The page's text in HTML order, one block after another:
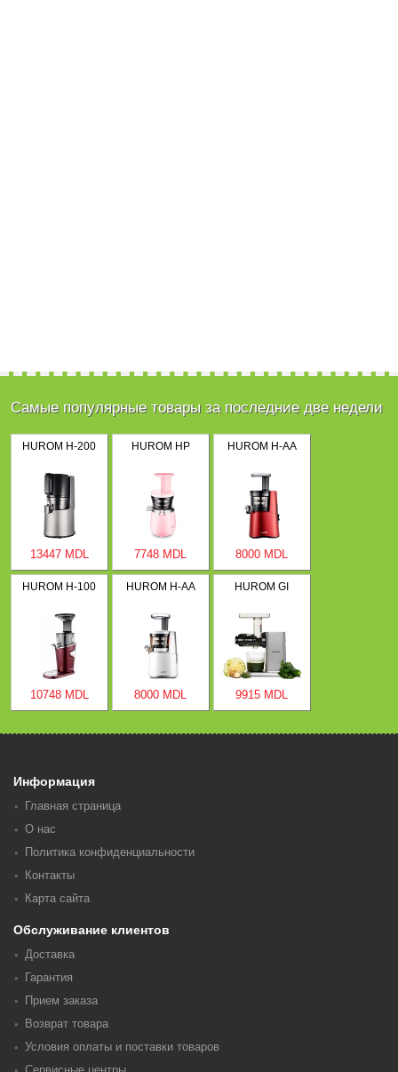
Самые популярные товары за последние две недели
HUROM H-200
13447 MDL
HUROM HP
7748 MDL
HUROM H-AA
8000 MDL
HUROM H-100
10748 MDL
HUROM H-AA
8000 MDL
HUROM GI
9915 MDL
Информация
Главная страница
О нас
Политика конфиденциальности
Контакты
Карта сайта
Обслуживание клиентов
Доставка
Гарантия
Прием заказа
Возврат товара
Условия оплаты и поставки товаров